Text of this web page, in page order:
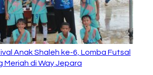
Anak Shaleh ke-6, Lomba Futsal
Meriah di Way Jepara